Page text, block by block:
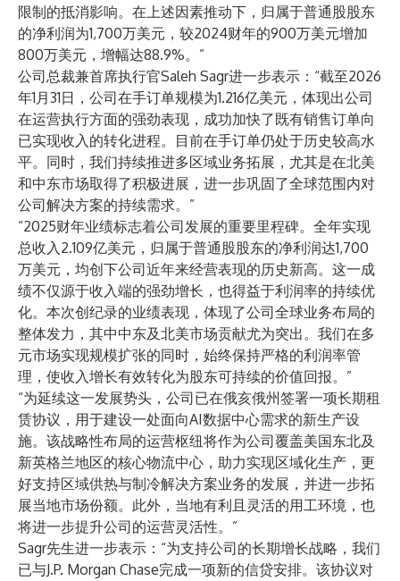
限制的抵消影响。在上述因素推动下，归属于普通股股东
的净利润为1,700万美元，较2024财年的900万美元增加
800万美元，增幅达88.9%。”
公司总裁兼首席执行官Saleh Sagr进一步表示：“截至2026
年1月31日，公司在手订单规模为1.216亿美元，体现出公司
在运营执行方面的强劲表现，成功加快了既有销售订单向
已实现收入的转化进程。目前在手订单仍处于历史较高水
平。同时，我们持续推进多区域业务拓展，尤其是在北美
和中东市场取得了积极进展，进一步巩固了全球范围内对
公司解决方案的持续需求。”
“2025财年业绩标志着公司发展的重要里程碑。全年实现
总收入2.109亿美元，归属于普通股股东的净利润达1,700
万美元，均创下公司近年来经营表现的历史新高。这一成
绩不仅源于收入端的强劲增长，也得益于利润率的持续优
化。本次创纪录的业绩表现，体现了公司全球业务布局的
整体发力，其中中东及北美市场贡献尤为突出。我们在多
元市场实现规模扩张的同时，始终保持严格的利润率管
理，使收入增长有效转化为股东可持续的价值回报。”
“为延续这一发展势头，公司已在俄亥俄州签署一项长期租
赁协议，用于建设一处面向AI数据中心需求的新生产设
施。该战略性布局的运营枢纽将作为公司覆盖美国东北及
新英格兰地区的核心物流中心，助力实现区域化生产，更
好支持区域供热与制冷解决方案业务的发展，并进一步拓
展当地市场份额。此外，当地有利且灵活的用工环境，也
将进一步提升公司的运营灵活性。”
Sagr先生进一步表示：“为支持公司的长期增长战略，我们
已与J.P. Morgan Chase完成一项新的信贷安排。该协议对